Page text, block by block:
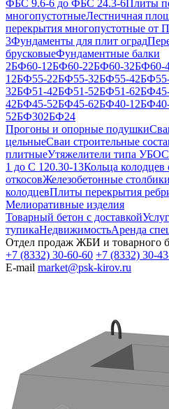
ФБС 9.6-6 до ФБС 24.3-6Плиты
многопустотныеЛестничная
перекрытия многопустотные от
3Фундаменты для плит оград
брусковыеФундаментные балки
2БФ60-1 2БФ60-22БФ60-32БФ60-
1 2БФ55-22БФ55-32БФ55-4
32БФ51-42БФ51-52БФ51-6
42БФ45-52БФ45-62БФ40-1
52БФ302БФ24
Прогоны и опорные подушки
цельныеСваи строительные
плитныеУтяжелители типа УБО
1 до С 120.30-13Кольца колодцев
откосовЖелезобетонные столбики
колодцевПлиты перекрытия
Мелиоративные изделия
Товарный бетон с доставкой
тупикаНедвижимостьАренда
Отдел продаж ЖБИ и товарного
+7 (8332) 30-60-60 +7 (8332) 30-
E-mail market@psk-kirov.ru